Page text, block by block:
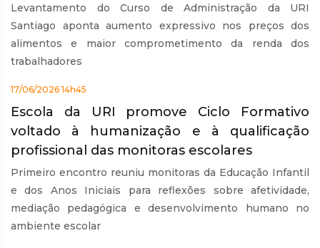
Levantamento do Curso de Administração da URI
Santiago aponta aumento expressivo nos preços dos
alimentos e maior comprometimento da renda dos
trabalhadores
17/06/2026 14h45
Escola da URI promove Ciclo Formativo
voltado à humanização e à qualificação
profissional das monitoras escolares
Primeiro encontro reuniu monitoras da Educação Infantil
e dos Anos Iniciais para reflexões sobre afetividade,
mediação pedagógica e desenvolvimento humano no
ambiente escolar